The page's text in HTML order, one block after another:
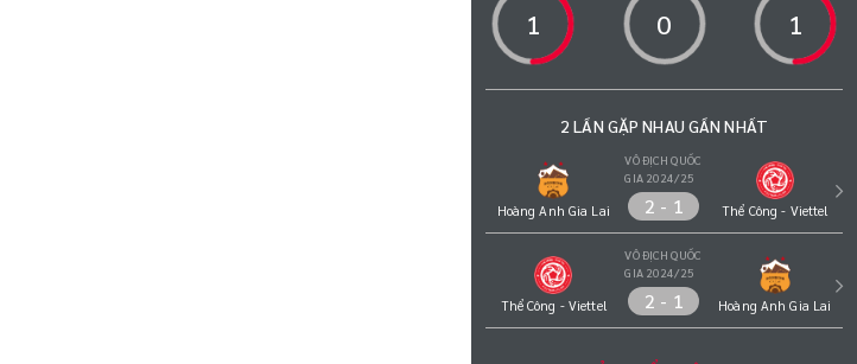
1 0 1
2 LẦN GẶP NHAU GẦN NHẤT
Hoàng Anh Gia Lai
VÔ ĐỊCH QUỐC
GIA 2024/25
2 - 1 Thể Công - Viettel
Thể Công - Viettel
VÔ ĐỊCH QUỐC
GIA 2024/25
2 - 1 Hoàng Anh Gia Lai